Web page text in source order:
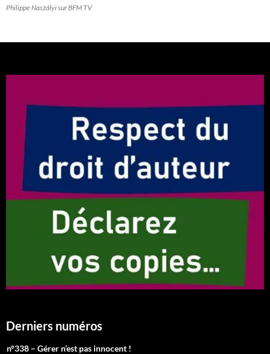
Philippe Naszályi sur BFM TV
Derniers numéros
n°338 – Gérer n’est pas innocent !